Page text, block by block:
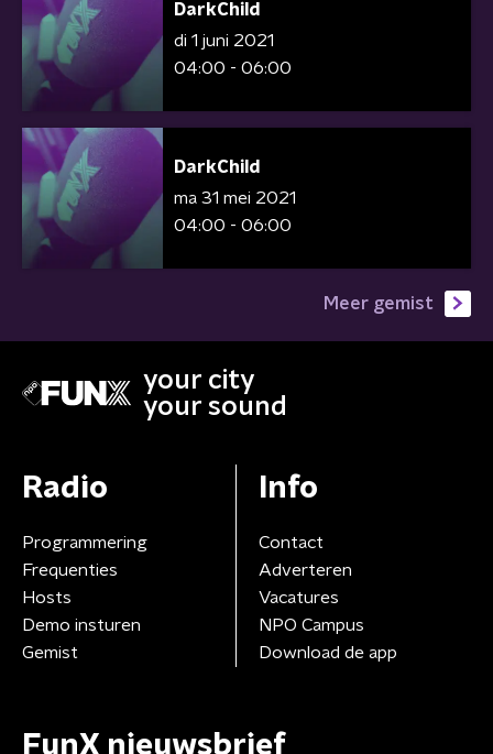
DarkChild
di 1 juni 2021
04:00 - 06:00
DarkChild
ma 31 mei 2021
04:00 - 06:00
Meer gemist
your city
your sound
Radio
Programmering
Frequenties
Hosts
Demo insturen
Gemist
Info
Contact
Adverteren
Vacatures
NPO Campus
Download de app
FunX nieuwsbrief